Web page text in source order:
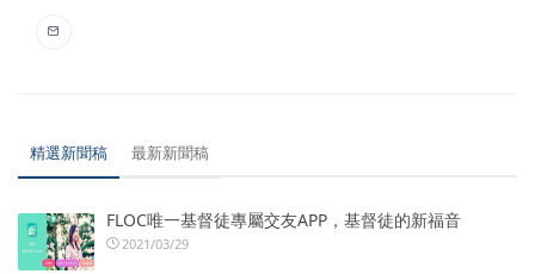
精選新聞稿 最新新聞稿
FLOC唯一基督徒專屬交友APP，基督徒的新福音
2021/03/29